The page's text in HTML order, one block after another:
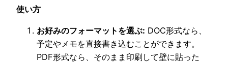
使い方
お好みのフォーマットを選ぶ: DOC形式なら、
予定やメモを直接書き込むことができます。
PDF形式なら、そのまま印刷して壁に貼った